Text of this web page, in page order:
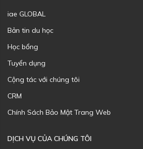
iae GLOBAL
Bản tin du học
Học bổng
Tuyển dụng
Cộng tác với chúng tôi
CRM
Chính Sách Bảo Mật Trang Web
DỊCH VỤ CỦA CHÚNG TÔI